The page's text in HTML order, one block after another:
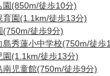
園(850m/徒歩10分)
育園(1.1km/徒歩13分)
(750m/徒歩9分)
島秀蓮小中学校(750m/徒歩
園(1.1km/徒歩13分)
南児童館(750m/徒歩9分)